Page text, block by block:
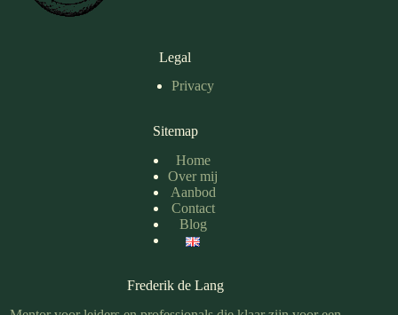
Legal
Privacy
Sitemap
Home
Over mij
Aanbod
Contact
Blog
Frederik de Lang